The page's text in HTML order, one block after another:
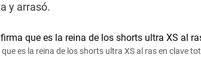
y arrasó.
es la reina de los shorts ultra XS al ras en clave